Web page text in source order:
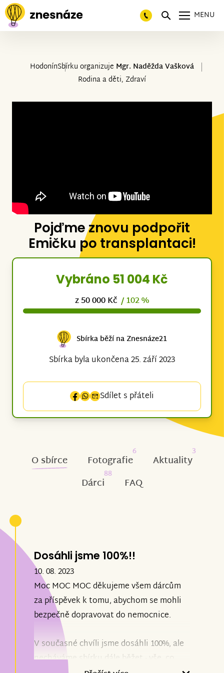
MENU
HodonínSbírku organizuje Mgr. Naděžda Vašková
Rodina a děti, Zdraví
Pojďme znovu podpořit
Emičku po transplantaci!
Vybráno 51 004 Kč
z 50 000 Kč / 102 %
Sbírka běží na Znesnáze21
Sbírka byla ukončena 25. září 2023
Sdílet s přáteli
O sbírce Fotografie
6
Aktuality
3
Dárci
88
FAQ
Dosáhli jsme 100%!!
10. 08. 2023
Moc MOC MOC děkujeme všem dárcům
za příspěvek k tomu, abychom se mohli
bezpečně dopravovat do nemocnice.
V současné chvíli jsme dosáhli 100%, ale
necháváme sbírku dále běžet - vše, co